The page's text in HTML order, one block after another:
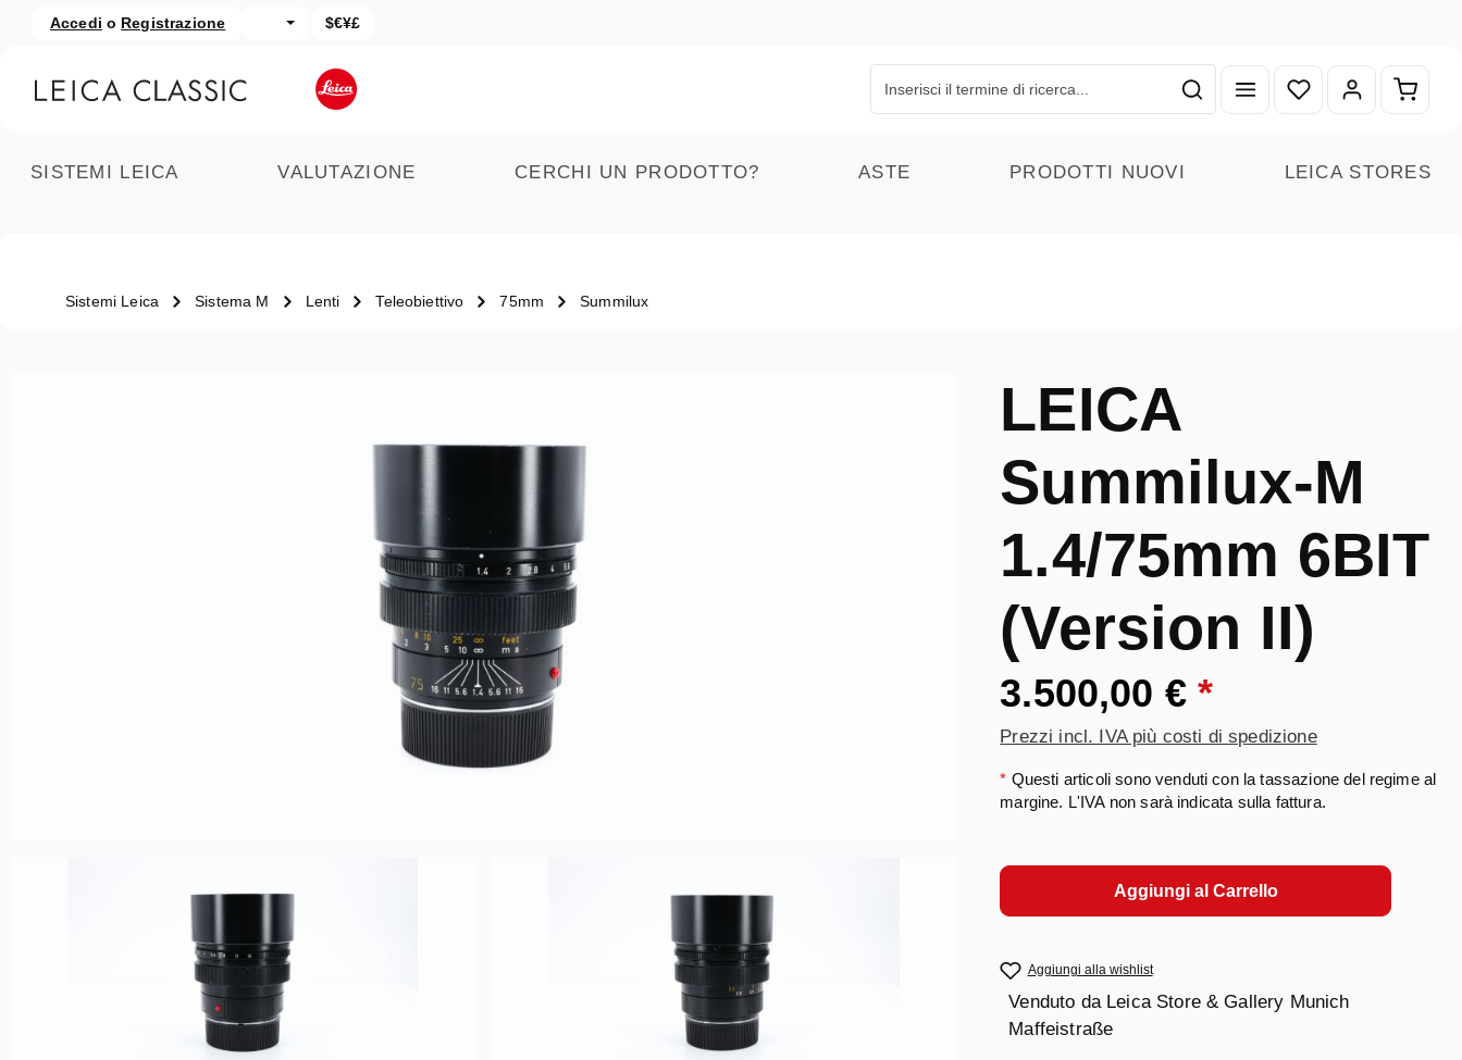
al contenuto principale
Salta alla ricerca
Accedi o Registrazione $€¥£
Hai 0 articoli nella lista
SISTEMI LEICA VALUTAZIONE CERCHI UN PRODOTTO? ASTE PRODOTTI NUOVI LEICA STORES
Sistemi Leica Sistema M Lenti Teleobiettivo 75mm Summilux
LEICA
Summilux-M
1.4/75mm 6BIT
(Version II)
3.500,00 €*
Prezzi incl. IVA più costi di spedizione
* Questi articoli sono venduti con la tassazione del regime al
margine. L'IVA non sarà indicata sulla fattura.
Aggiungi al Carrello
Aggiungi alla wishlist
Venduto da Leica Store & Gallery Munich
Maffeistraße